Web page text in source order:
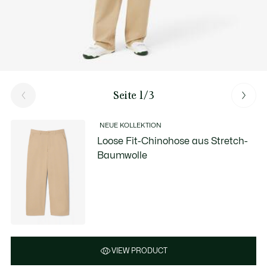
Seite 1/3
NEUE KOLLEKTION
Loose Fit-Chinohose aus Stretch-
Baumwolle
VIEW PRODUCT